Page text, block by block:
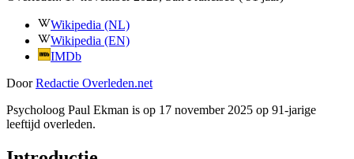
Wikipedia (NL)
Wikipedia (EN)
IMDb
Door Redactie Overleden.net
Psycholoog Paul Ekman is op 17 november 2025 op 91-jarige
leeftijd overleden.